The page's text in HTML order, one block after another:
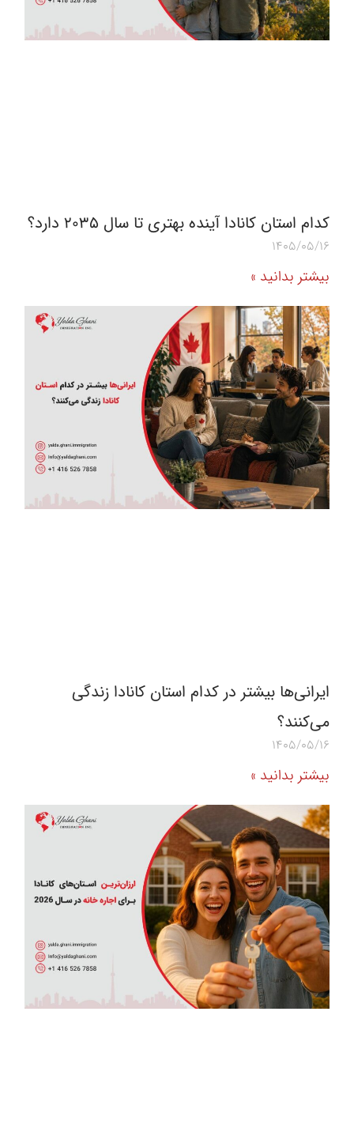
کدام استان کانادا آینده بهتری تا سال ۲۰۳۵ دارد؟
1405/05/16
بیشتر بدانید »
ایرانی‌ها بیشتر در کدام استان کانادا زندگی
می‌کنند؟
1405/05/16
بیشتر بدانید »